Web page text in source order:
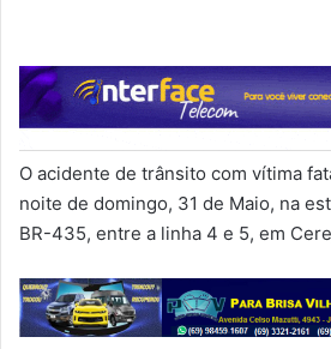
O acidente de trânsito com vítima
noite de domingo, 31 de Maio, na
BR-435, entre a linha 4 e 5, em